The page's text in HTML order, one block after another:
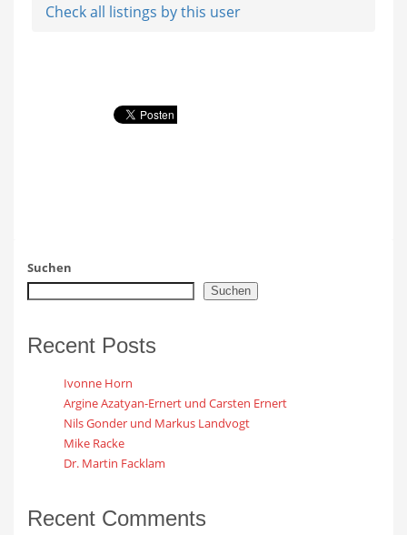
Check all listings by this user
Suchen
Suchen
Recent Posts
Ivonne Horn
Argine Azatyan-Ernert und Carsten Ernert
Nils Gonder und Markus Landvogt
Mike Racke
Dr. Martin Facklam
Recent Comments